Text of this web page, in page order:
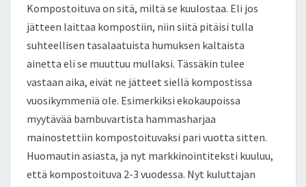
Kompostoituva on sitä, miltä se kuulostaa. Eli jos
jätteen laittaa kompostiin, niin siitä pitäisi tulla
suhteellisen tasalaatuista humuksen kaltaista
ainetta eli se muuttuu mullaksi. Tässäkin tulee
vastaan aika, eivät ne jätteet siellä kompostissa
vuosikymmeniä ole. Esimerkiksi ekokaupoissa
myytävää bambuvartista hammasharjaa
mainostettiin kompostoituvaksi pari vuotta sitten.
Huomautin asiasta, ja nyt markkinointiteksti kuuluu,
että kompostoituva 2-3 vuodessa. Nyt kuluttajan